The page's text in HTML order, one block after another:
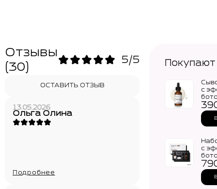
Отзывы
(30)
5/5
ОСТАВИТЬ ОТЗЫВ
13.05.2026
Ольга Олина
Подробнее
с
Bor
с
Bor
Kit